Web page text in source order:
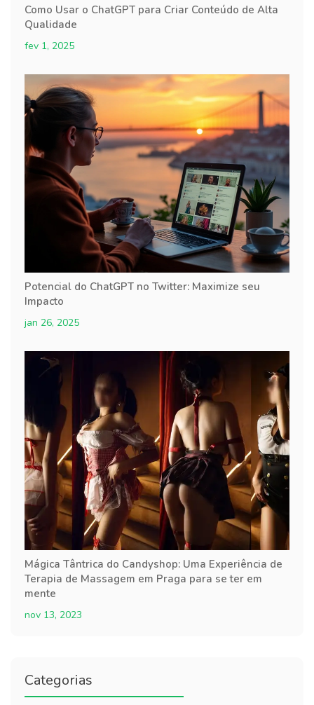
Como Usar o ChatGPT para Criar Conteúdo de Alta
Qualidade
fev 1, 2025
Potencial do ChatGPT no Twitter: Maximize seu
Impacto
jan 26, 2025
Mágica Tântrica do Candyshop: Uma Experiência de
Terapia de Massagem em Praga para se ter em
mente
nov 13, 2023
Categorias